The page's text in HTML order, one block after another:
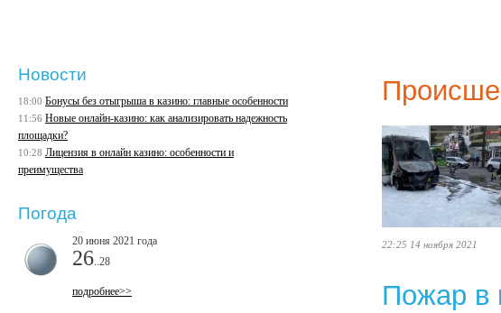
22:25 14 ноября 2021
Пожар в
Новости
18:00 Бонусы без отыгрыша в казино: главные особенности
11:56 Новые онлайн-казино: как анализировать надежность
площадки?
10:28 Лицензия в онлайн казино: особенности и
преимущества
Погода
20 июня 2021 года
26 ..28
подробнее>>